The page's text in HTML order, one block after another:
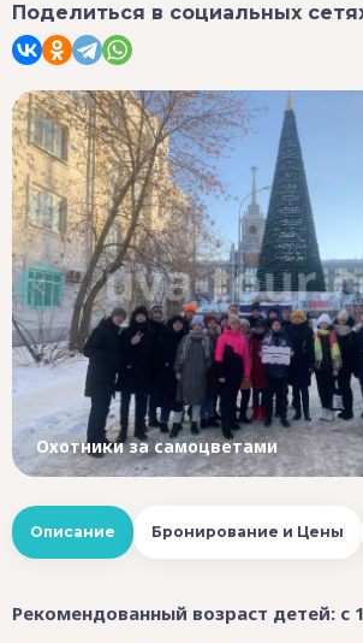
Поделиться в социальных
Охотники за самоцветами
Описание Бронирование и Цены
Рекомендованный возраст детей: с